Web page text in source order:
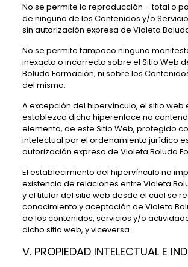
No se permite la reproducción —total o
de ninguno de los Contenidos y/o
sin autorización expresa de Violeta
No se permite tampoco ninguna
inexacta o incorrecta sobre el Sitio Web
Boluda Formación, ni sobre los
del mismo.
A excepción del hipervínculo, el sitio web
establezca dicho hiperenlace no
elemento, de este Sitio Web, protegido
intelectual por el ordenamiento jurídico
autorización expresa de Violeta Boluda
El establecimiento del hipervínculo no
existencia de relaciones entre Violeta
y el titular del sitio web desde el cual se
conocimiento y aceptación de Violeta
de los contenidos, servicios y/o
dicho sitio web, y viceversa.
V. PROPIEDAD INTELECTUAL E